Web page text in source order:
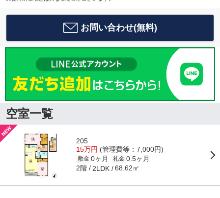
お問い合わせ(無料)
空室一覧
205
15万円 (管理費等：7,000円)
敷金 0ヶ月 礼金 0.5ヶ月
2階 2LDK 68.62㎡